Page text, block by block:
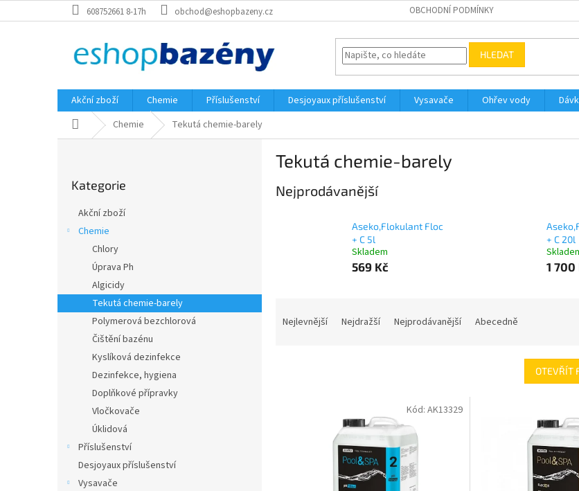
na
608752661 8-17h obchod@eshopbazeny.cz OBCHODNÍ PODMÍNKY
HLEDAT
Akční zboží Chemie Příslušenství Desjoyaux příslušenství Vysavače Ohřev vody
Domů Chemie Tekutá chemie-barely
a
n
kategorie
Kategorie
Akční zboží
Chemie
Chlory
Úprava Ph
Algicidy
Tekutá chemie-barely
Polymerová bezchlorová
Čištění bazénu
Kyslíková dezinfekce
Dezinfekce, hygiena
Doplňkové přípravky
Vločkovače
Úklidová
Příslušenství
Desjoyaux příslušenství
Vysavače
Tekutá chemie-barely
Nejprodávanější
Aseko,Flokulant Floc
+ C 5l
Skladem
569 Kč
+ C 20l
1 700
Nejlevnější Nejdražší Nejprodávanější Abecedně
OTEVŘÍT
Kód: AK13329